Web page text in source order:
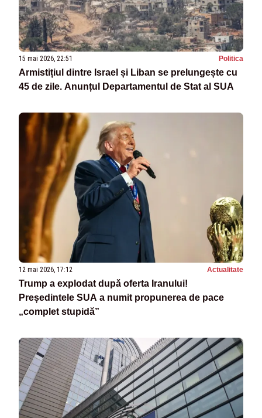
15 mai 2026, 22:51 Politica
Armistițiul dintre Israel și Liban se prelungește cu
45 de zile. Anunțul Departamentul de Stat al SUA
12 mai 2026, 17:12 Actualitate
Trump a explodat după oferta Iranului!
Președintele SUA a numit propunerea de pace
„complet stupidă”